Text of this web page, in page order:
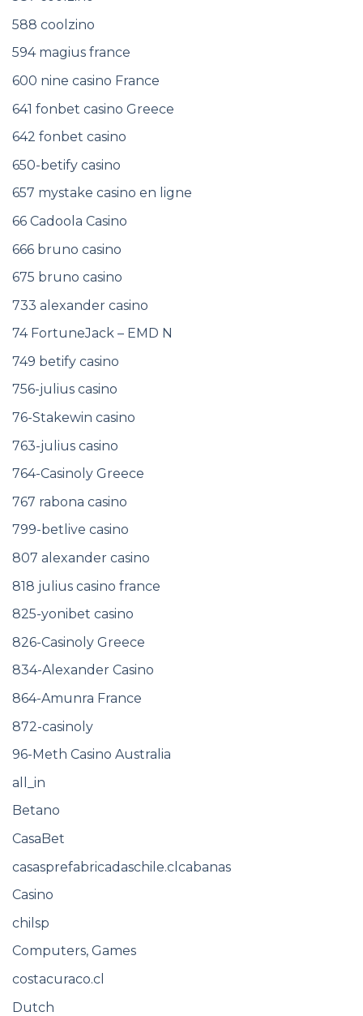
588 coolzino
594 magius france
600 nine casino France
641 fonbet casino Greece
642 fonbet casino
650-betify casino
657 mystake casino en ligne
66 Cadoola Casino
666 bruno casino
675 bruno casino
733 alexander casino
74 FortuneJack – EMD N
749 betify casino
756-julius casino
76-Stakewin casino
763-julius casino
764-Casinoly Greece
767 rabona casino
799-betlive casino
807 alexander casino
818 julius casino france
825-yonibet casino
826-Casinoly Greece
834-Alexander Casino
864-Amunra France
872-casinoly
96-Meth Casino Australia
all_in
Betano
CasaBet
casasprefabricadaschile.clcabanas
Casino
chilsp
Computers, Games
costacuraco.cl
Dutch